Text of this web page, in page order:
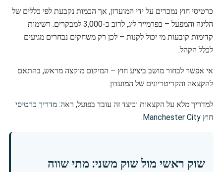
כרטיסי חוץ נמכרים על ידי המועדון, אך הכמות נקבעת לפי כללים של
הליגה והמפעל – בפרמייר ליג, לרוב כ-3,000 למבקרים. רשימות
קדימות קובעות מי יכול לקנות – לכן רק משחקים נבחרים מגיעים
לכלל הקהל.
אי אפשר לבחור מושב ביציע חוץ – המיקום מוקצה מראש, בהתאם
להקצאה והקריטריונים של המועדון.
למדריך מלא על הקצאות וכיצד זה עובד בפועל, ראה: מדריך כרטיסי
חוץ Manchester City
.
שוק ראשי מול שוק משני: מתי שווה